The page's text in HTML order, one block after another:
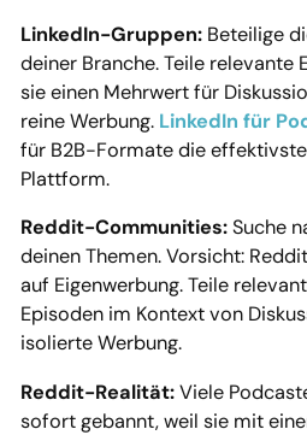
LinkedIn-Gruppen: Beteilige
deiner Branche. Teile relevante
sie einen Mehrwert für
reine Werbung. LinkedIn für
für B2B-Formate die
Plattform.
Reddit-Communities:Suche
deinen Themen. Vorsicht:
auf Eigenwerbung. Teile
Episoden im Kontext von
isolierte Werbung.
Reddit-Realität:Viele
sofort gebannt, weil sie mit